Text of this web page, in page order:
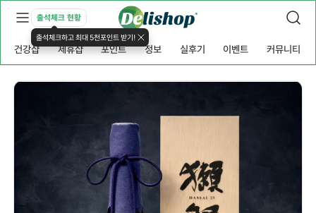
출석체크 현황
출석체크하고 최대 5천포인트 받기!
건강샵 제휴샵 포인트 정보 실후기 이벤트 커뮤니티